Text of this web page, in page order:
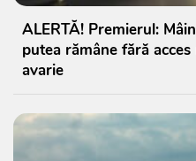
ALERTĂ! Premierul:
putea rămâne fără
avarie